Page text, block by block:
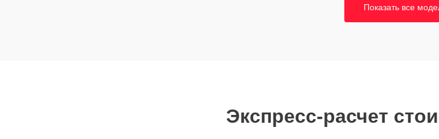
Показать все
Экспресс-расчет